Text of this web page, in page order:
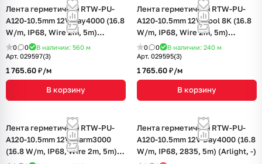
Лента герметичная RTW-PU-
A120-10.5mm 12V Day4000 (16.8
W/m, IP68, Wire 2m, 5m)
(Arlight, -)
0 0 В наличии: 560 м
Арт. 029597(3)
1 765.60 ₽/м
В корзину
Лента герметичная RTW-PU-
A120-10.5mm 12V Cool 8K (16.8
W/m, IP68, Wire 2m, 5m)
(Arlight, -)
0 0 В наличии: 240 м
Арт. 029595(3)
1 765.60 ₽/м
В корзину
Лента герметичная RTW-PU-
A120-10.5mm 12V Warm3000
(16.8 W/m, IP68, Wire 2m, 5m)
Лента герметичная RTW-PU-
A120-10.5mm 12V Day4000 (16.8
W/m, IP68, 2835, 5m) (Arlight, -)